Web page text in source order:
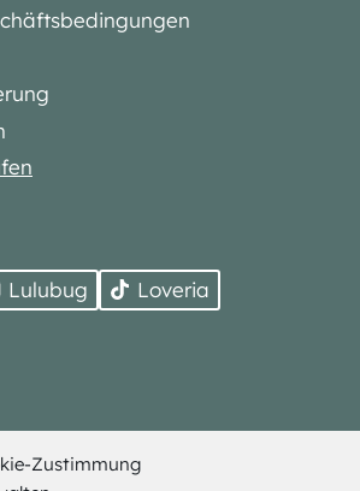
Zustimmung
Lulubug
Loveria
Alle Rechte vorbehalten.